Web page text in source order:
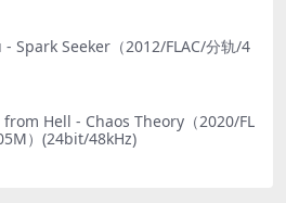
Spark Seeker（2012/FLAC/分轨/4
from Hell - Chaos Theory（2020/FL
）(24bit/48kHz)